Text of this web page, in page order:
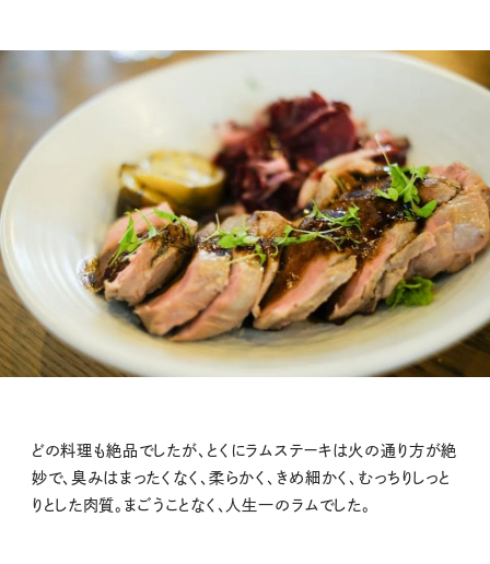
どの料理も絶品でしたが、とくにラムステーキは火の通り方が絶
妙で、臭みはまったくなく、柔らかく、きめ細かく、むっちりしっと
りとした肉質。まごうことなく、人生一のラムでした。